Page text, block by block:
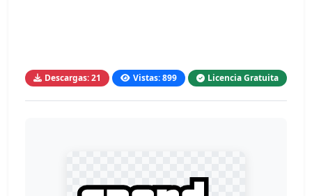
Descargas: 21 Vistas: 899 Licencia Gratuita